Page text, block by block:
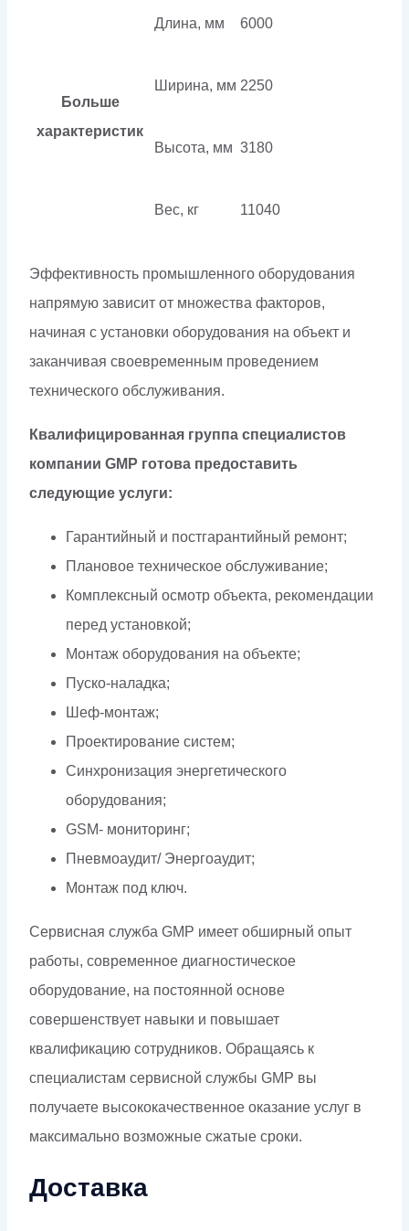
Больше
характеристик
Длина, мм 6000
Ширина, мм 2250
Высота, мм 3180
Вес, кг 11040
Эффективность промышленного оборудования
напрямую зависит от множества факторов,
начиная с установки оборудования на объект и
заканчивая своевременным проведением
технического обслуживания.
Квалифицированная группа специалистов
компании GMP готова предоставить
следующие услуги:
Гарантийный и постгарантийный ремонт;
Плановое техническое обслуживание;
Комплексный осмотр объекта, рекомендации
перед установкой;
Монтаж оборудования на объекте;
Пуско-наладка;
Шеф-монтаж;
Проектирование систем;
Синхронизация энергетического
оборудования;
GSM- мониторинг;
Пневмоаудит/ Энергоаудит;
Монтаж под ключ.
Сервисная служба GMP имеет обширный опыт
работы, современное диагностическое
оборудование, на постоянной основе
совершенствует навыки и повышает
квалификацию сотрудников. Обращаясь к
специалистам сервисной службы GMP вы
получаете высококачественное оказание услуг в
максимально возможные сжатые сроки.
Доставка